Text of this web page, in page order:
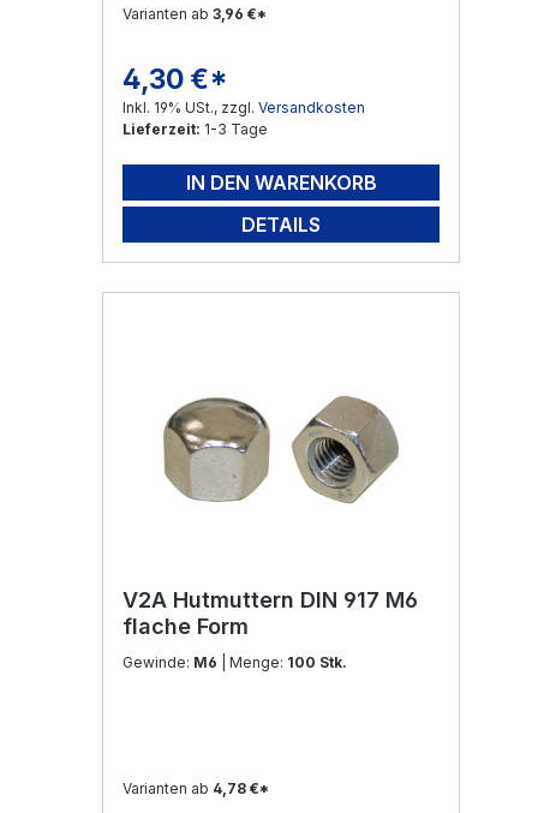
Varianten ab 3,96 €*
Regulärer Preis:
4,30 €*
Inkl. 19% USt., zzgl. Versandkosten
Lieferzeit: 1-3 Tage
IN DEN WARENKORB
DETAILS
V2A Hutmuttern DIN 917 M6
flache Form
Gewinde: M6 | Menge: 100 Stk.
Varianten ab 4,78 €*